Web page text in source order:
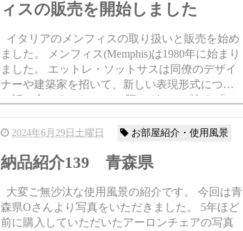
ィスの販売を開始しました
イタリアのメンフィスの取り扱いと販売を始め
ました。 メンフィス(Memphis)は1980年に始まり
ました。 エットレ・ソットサスは同僚のデザイ
ナーや建築家を招いて、新しい表現形式につい
て話し合いました。 その際にグループ名を「メ
ンフィス」と決め、その由来はエルヴィス・プ
レス...
2024年6月29日土曜日 お部屋紹介・使用風景
納品紹介139 青森県
大変ご無沙汰な使用風景の紹介です。 今回は青
森県Oさんより写真をいただきました。 5年ほど
前に購入していただいたアーロンチェアの写真